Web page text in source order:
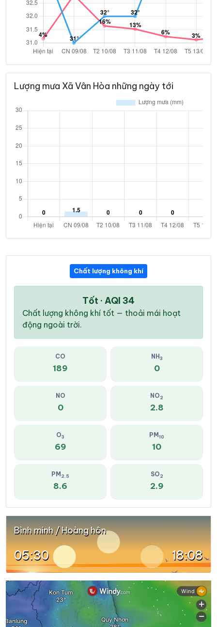
Lượng mưa Xã Vân Hòa những ngày tới
Chất lượng không khí
Tốt · AQI 34
Chất lượng không khí tốt — thoải mái hoạt
động ngoài trời.
CO
189
NH 3
0
NO
0
NO2
2.8
O3
69
PM 10
10
PM 2.5
8.6
SO2
2.9
Bình minh / Hoàng hôn
05:30 18:08